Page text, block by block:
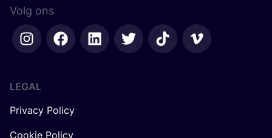
Privacy Policy
Cookie Policy
Algemene Voorwaarden Gebruikers
Algemene Voorwaarden Consultancy
Algemene voorwaarden COSH! voor Retailers